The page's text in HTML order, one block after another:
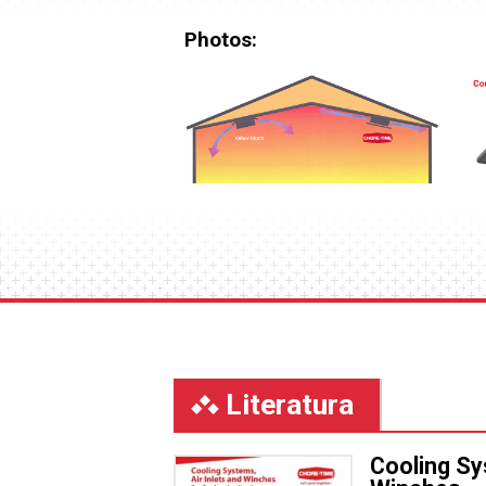
Photos:
Literatura
Cooling